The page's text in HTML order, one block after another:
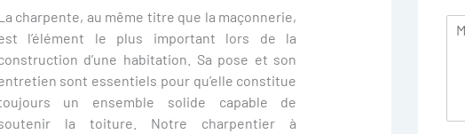
charpente, au même titre que la maçonnerie,
l’élément le plus important lors de la
d’une habitation. Sa pose et son
sont essentiels pour qu’elle constitue
un ensemble solide capable de
la toiture. Notre charpentier à